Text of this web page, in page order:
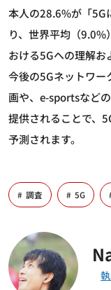
本人の28.6%が「5G
り、世界平均（
おける5Gへの理解お
今後の5Gネットワー
画や、e-sportsなど
提供されることで、
予測されます。
調査 5G